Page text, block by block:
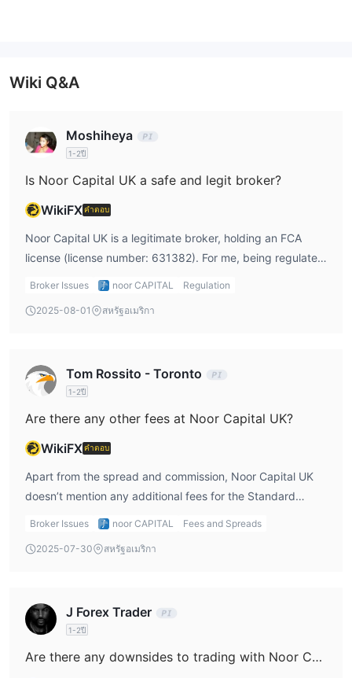
บัญชีการซื้อขาย
ค่าธรรมเนียม Noor Capital UK
บัญชีมาตรฐานไม่คิดค่าคอมมิชั่น; บัญชีการซื้อขายเรียกเก็บ $5-$7
ต่อ $100,000 ที่ซื้อขายโดยพิจารณาจากปริมาณการซื้อขาย ในเรื่อง
การกระจาย, คู่เงินหลักของ Forex มีการกระจายต่ำสุดที่ 0.00019 พิป
(เช่น EURUSD)
Noor Capital UK ให้เลเวอเรจสูงสุดถึง 1:100
รองรับความเข้ากันได้กับหลายอุปกรณ์ รวมถึงเดสก์ท็อป มือถือ
iOS/Android และเวอร์ชันเว็บ (WebTrader)
ฝากเงินและถอนเงิน
ฝากเงิน
ธรรมเนียมจาก Noor Capital (ธนาคารออกบัตรอาจเรียกเก็บค่า
ธรรมเนียม)
โอนเงินผ่านธนาคาร: เงินมาถึงใน 1-5 วันทำการ ขึ้นอยู่กับค่า
ธรรมเนียมธนาคารผู้รับ
ก่อนเวลา 11:00 น. (เวลาสหราชอาณาจักร) ในวันทำการจะดำเนิน
การในระยะเวลา 2 วันทำการ
Wiki Q&A
Moshiheya
1-2ปี
Is Noor Capital UK a safe and legit broker?
WikiFXคำตอบ
Noor Capital UK is a legitimate broker, holding an FCA
license (license number: 631382). For me, being regulated
by the FCA is a strong indicator that the broker complies
double-checking their terms and conditions, as well as
Broker Issues noor CAPITAL Regulation
2025-08-01 สหรัฐอเมริกา
Tom Rossito - Toronto
1-2ปี
Are there any other fees at Noor Capital UK?
WikiFXคำตอบ
Apart from the spread and commission, Noor Capital UK
doesn’t mention any additional fees for the Standard
Account. However, for other account types, I would
any hidden fees that might apply to my specific account
Broker Issues noor CAPITAL Fees and Spreads
2025-07-30 สหรัฐอเมริกา
J Forex Trader
1-2ปี
Are there any downsides to trading with Noor Capital UK?